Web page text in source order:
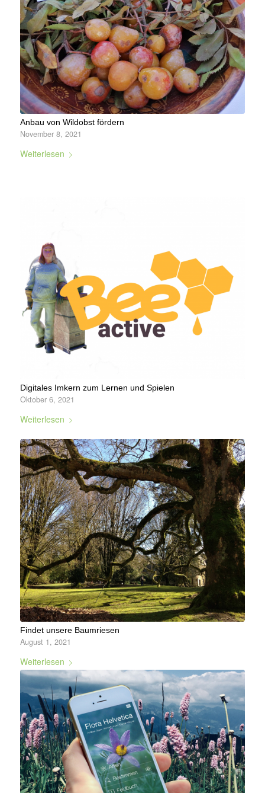
Anbau von Wildobst fördern
November 8, 2021
Weiterlesen
Digitales Imkern zum Lernen und Spielen
Oktober 6, 2021
Weiterlesen
Findet unsere Baumriesen
August 1, 2021
Weiterlesen